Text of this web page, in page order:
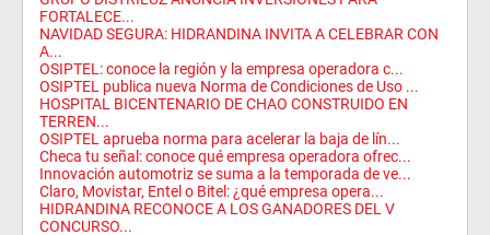
FORTALECE...
NAVIDAD SEGURA: HIDRANDINA INVITA A CELEBRAR CON
A...
OSIPTEL: conoce la región y la empresa operadora c...
OSIPTEL publica nueva Norma de Condiciones de Uso ...
HOSPITAL BICENTENARIO DE CHAO CONSTRUIDO EN
TERREN...
OSIPTEL aprueba norma para acelerar la baja de lín...
Checa tu señal: conoce qué empresa operadora ofrec...
Innovación automotriz se suma a la temporada de ve...
Claro, Movistar, Entel o Bitel: ¿qué empresa opera...
HIDRANDINA RECONOCE A LOS GANADORES DEL V
CONCURSO...